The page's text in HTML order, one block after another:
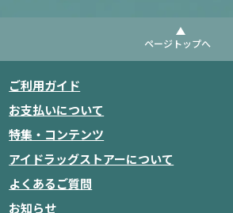
ページトップへ
ご利用ガイド
お支払いについて
特集・コンテンツ
アイドラッグストアーについて
よくあるご質問
お知らせ